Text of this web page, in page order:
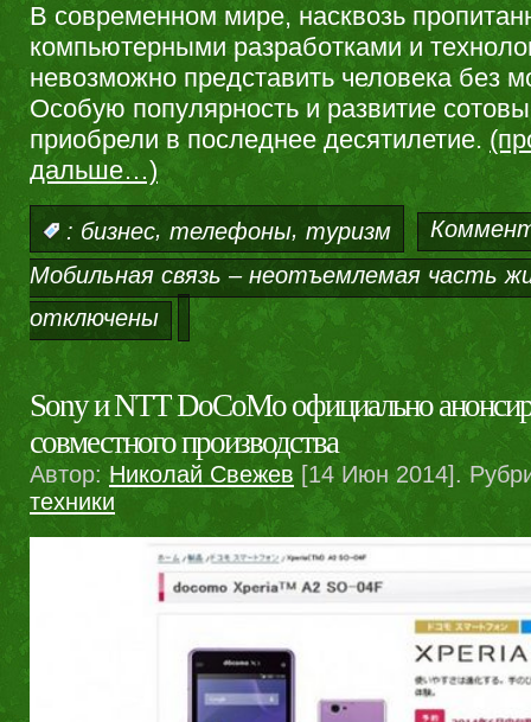
В современном мире, насквозь
компьютерными разработками и
невозможно представить человека без
Особую популярность и развитие
приобрели в последнее десятилетие.
дальше…)
: бизнес, телефоны, туризм
Мобильная связь – неотъемлемая часть
отключены
Sony и NTT DoCoMo официально
совместного производства
Автор: Николай Свежев [14 Июн 2014].
техники